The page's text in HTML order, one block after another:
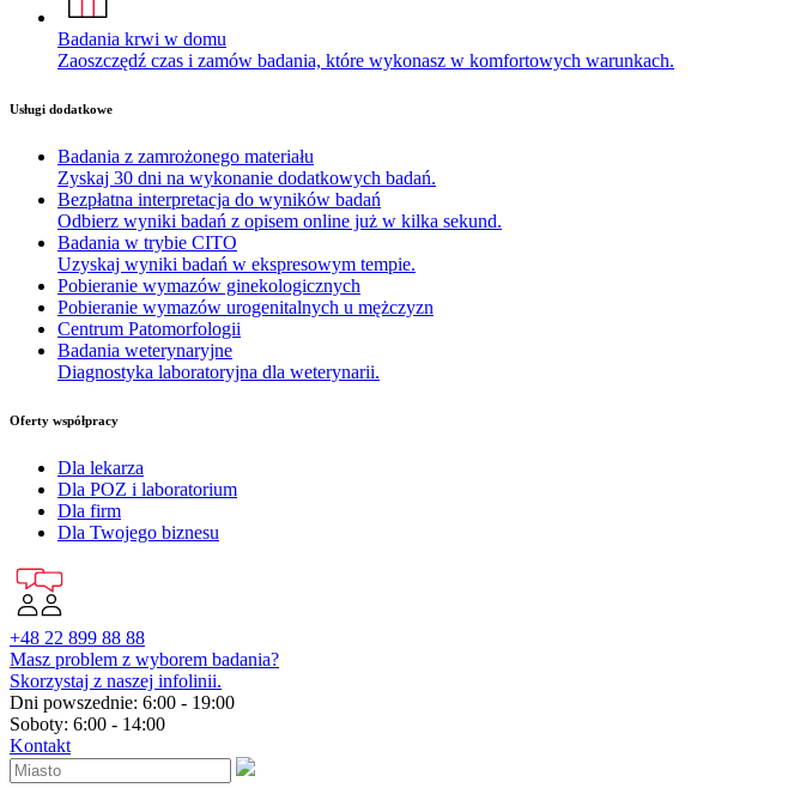
Badania krwi w domu
Zaoszczędź czas i zamów badania, które wykonasz w komfortowych warunkach.
Usługi dodatkowe
Badania z zamrożonego materiału
Zyskaj 30 dni na wykonanie dodatkowych badań.
Bezpłatna interpretacja do wyników badań
Odbierz wyniki badań z opisem online już w kilka sekund.
Badania w trybie CITO
Uzyskaj wyniki badań w ekspresowym tempie.
Pobieranie wymazów ginekologicznych
Pobieranie wymazów urogenitalnych u mężczyzn
Centrum Patomorfologii
Badania weterynaryjne
Diagnostyka laboratoryjna dla weterynarii.
Oferty współpracy
Dla lekarza
Dla POZ i laboratorium
Dla firm
Dla Twojego biznesu
+48 22 899 88 88
Masz problem z wyborem badania?
Skorzystaj z naszej infolinii.
Dni powszednie: 6:00 - 19:00
Soboty: 6:00 - 14:00
Kontakt